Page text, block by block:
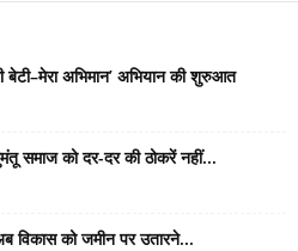
बेटी–मेरा अभिमान’ अभियान की शुरुआत
समाज को दर-दर की ठोकरें नहीं...
विकास को जमीन पर उतारने...